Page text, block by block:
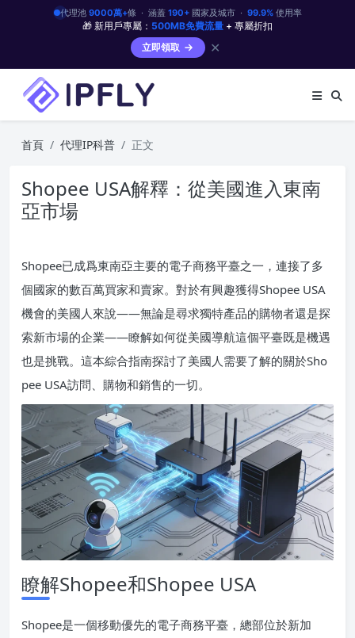
代理池 9000萬+條 · 涵蓋 190+國家及城市 · 99.9%使用率
🎁 新用戶專屬： 500MB免費流量 + 專屬折扣
立即領取
✕
首頁 代理IP科普 正文
Shopee USA解釋：從美國進入東南
亞市場​
Shopee已成爲東南亞主要的電子商務平臺之一，連接了多
個國家的數百萬買家和賣家。對於有興趣獲得Shopee USA
機會的美國人來說——無論是尋求獨特產品的購物者還是探
索新市場的企業——瞭解如何從美國導航這個平臺既是機遇
也是挑戰。這本綜合指南探討了美國人需要了解的關於Sho
pee USA訪問、購物和銷售的一切。
瞭解Shopee和Shopee USA
Shopee是一個移動優先的電子商務平臺，總部位於新加